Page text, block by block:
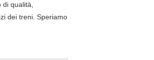
qualità,
dei treni. Speriamo